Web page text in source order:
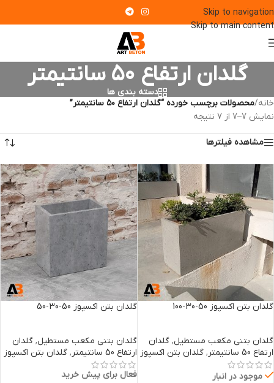
Skip to navigation
Skip to main content
گلدان ارتفاع ۵۰ سانتیمتر
دسته بندی ها
خانه/محصولات برچسب خورده “گلدان ارتفاع ۵۰ سانتیمتر”
نمایش 7–7 از 7 نتیجه
مشاهده فیلترها
گلدان بتن اکسپوز 50-30-100
گلدان بتنی مکعب مستطیل, گلدان
ارتفاع 50 سانتیمتر
, گلدان بتن اکسپوز
موجود در انبار
گلدان بتن اکسپوز 50-30-50
گلدان بتنی مکعب مستطیل, گلدان
ارتفاع 50 سانتیمتر
, گلدان بتن اکسپوز
فعال برای پیش خرید